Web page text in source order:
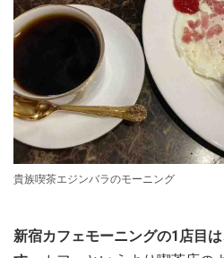
貴族喫茶エジンバラのモーニング
新宿カフェモーニングの1店目は